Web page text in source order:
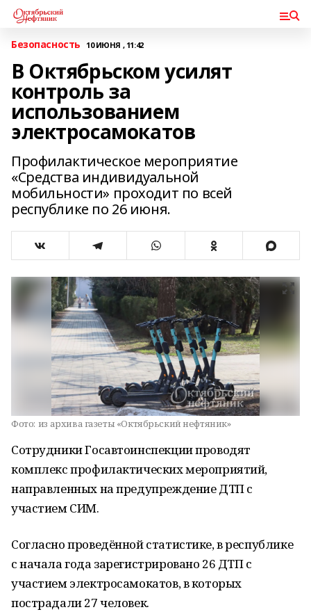
Безопасность 10 ИЮНЯ , 11:42
В Октябрьском усилят
контроль за
использованием
электросамокатов
Профилактическое мероприятие
«Средства индивидуальной
мобильности» проходит по всей
республике по 26 июня.
Фото: из архива газеты «Октябрьский нефтяник»
Сотрудники Госавтоинспекции проводят
комплекс профилактических мероприятий,
направленных на предупреждение ДТП с
участием СИМ.
Согласно проведённой статистике, в республике
с начала года зарегистрировано 26 ДТП с
участием электросамокатов, в которых
пострадали 27 человек.